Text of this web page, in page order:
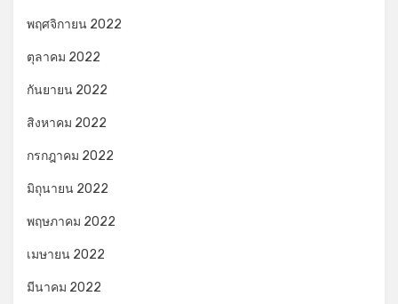
พฤศจิกายน 2022
ตุลาคม 2022
กันยายน 2022
สิงหาคม 2022
กรกฎาคม 2022
มิถุนายน 2022
พฤษภาคม 2022
เมษายน 2022
มีนาคม 2022